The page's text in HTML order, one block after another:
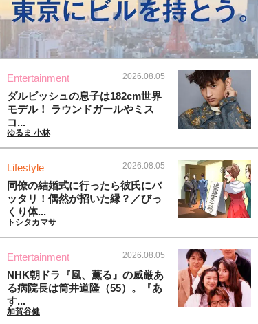
Entertainment 2026.08.05
ダルビッシュの息子は182cm世界
モデル！ ラウンドガールやミス
コ...
ゆるま 小林
Lifestyle 2026.08.05
同僚の結婚式に行ったら彼氏にバ
ッタリ！偶然が招いた縁？／びっ
くり体...
トシタカマサ
Entertainment 2026.08.05
NHK朝ドラ『風、薫る』の威厳あ
る病院長は筒井道隆（55）。『あ
す...
加賀谷健